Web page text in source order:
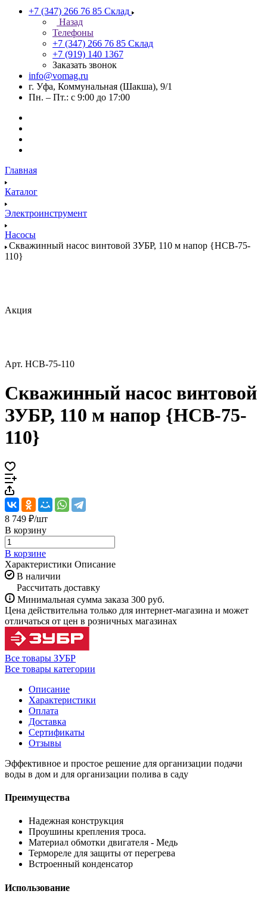
+7 (347) 266 76 85 Склад
Назад
Телефоны
+7 (347) 266 76 85 Склад
+7 (919) 140 1367
Заказать звонок
info@vomag.ru
г. Уфа, Коммунальная (Шакша), 9/1
Пн. – Пт.: с 9:00 до 17:00
Главная
Каталог
Электроинструмент
Насосы
Скважинный насос винтовой ЗУБР, 110 м напор {НСВ-75-
110}
Акция
Арт. НСВ-75-110
Скважинный насос винтовой
ЗУБР, 110 м напор {НСВ-75-
110}
8 749 ₽/шт
В корзину
В корзине
Характеристики Описание
В наличии
Рассчитать доставку
Минимальная сумма заказа 300 руб.
Цена действительна только для интернет-магазина и может
отличаться от цен в розничных магазинах
Все товары ЗУБР
Все товары категории
Описание
Характеристики
Оплата
Доставка
Сертификаты
Отзывы
Эффективное и простое решение для организации подачи
воды в дом и для организации полива в саду
Преимущества
Надежная конструкция
Проушины крепления троса.
Материал обмотки двигателя - Медь
Термореле для защиты от перегрева
Встроенный конденсатор
Использование